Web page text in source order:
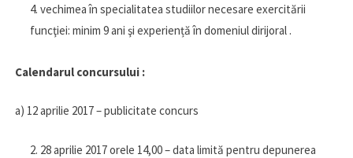
vechimea în specialitatea studiilor necesare exercitării
funcţiei: minim 9 ani şi experiență în domeniul dirijoral .
Calendarul concursului :
a) 12 aprilie 2017 – publicitate concurs
28 aprilie 2017 orele 14,00 – data limită pentru depunerea